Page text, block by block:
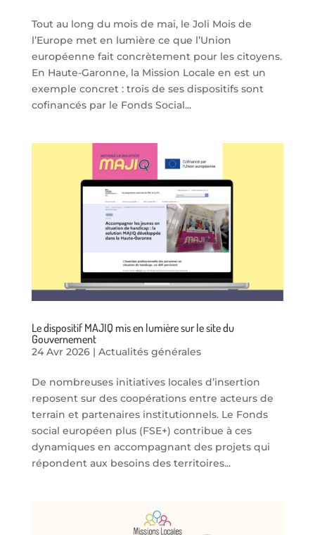
Tout au long du mois de mai, le Joli Mois de
l’Europe met en lumière ce que l’Union
européenne fait concrètement pour les citoyens.
En Haute-Garonne, la Mission Locale en est un
exemple concret : trois de ses dispositifs sont
cofinancés par le Fonds Social...
Le dispositif MAJIQ mis en lumière sur le site du
Gouvernement
24 Avr 2026| Actualités générales
De nombreuses initiatives locales d’insertion
reposent sur des coopérations entre acteurs de
terrain et partenaires institutionnels. Le Fonds
social européen plus (FSE+) contribue à ces
dynamiques en accompagnant des projets qui
répondent aux besoins des territoires...